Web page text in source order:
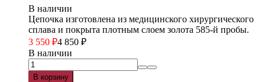
В наличии
Цепочка изготовлена из медицинского хирургического
сплава и покрыта плотным слоем золота 585-й пробы.
3 550 ₽4 850 ₽
В наличии
В корзину